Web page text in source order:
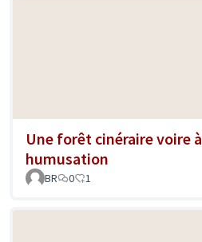
Une forêt cinéraire voire à
humusation
BR 0 1